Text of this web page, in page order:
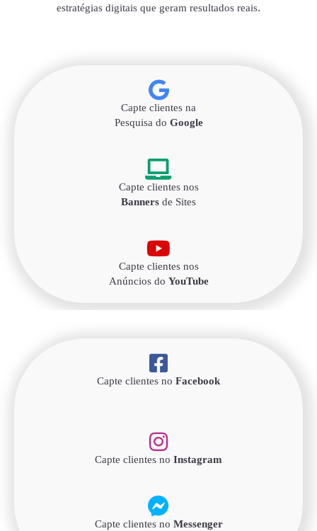
estratégias digitais que geram resultados reais.
Capte clientes na
Pesquisa do Google
Capte clientes nos
Banners de Sites
Capte clientes nos
Anúncios do YouTube
Capte clientes no Facebook
Capte clientes no Instagram
Capte clientes no Messenger